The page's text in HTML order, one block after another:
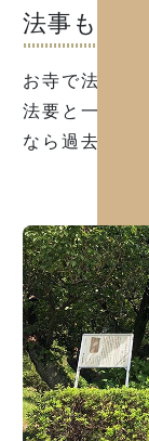
法事も対応
お寺で法要を
法要と一緒に
なら過去の宗